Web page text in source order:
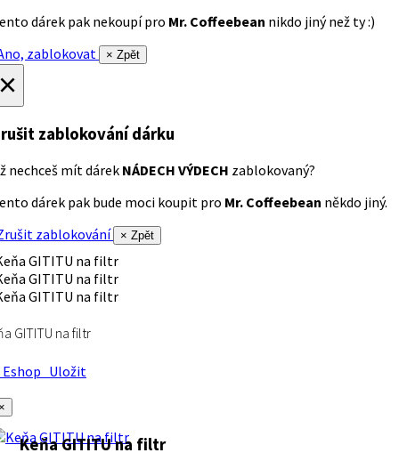
dárek pak nekoupí pro Mr. Coffeebean nikdo jiný než ty :)
zablokovat
× Zpět
zablokování dárku
nechceš mít dárek NÁDECH VÝDECH zablokovaný?
dárek pak bude moci koupit pro Mr. Coffeebean někdo jiný.
zablokování
× Zpět
GITITU na filtr
Uložit
Keňa GITITU na filtr